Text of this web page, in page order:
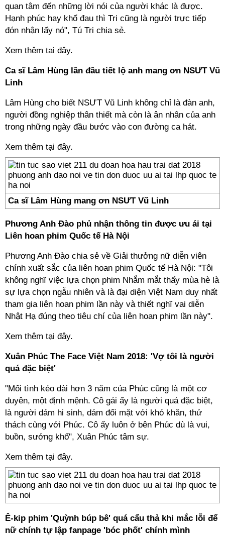
quan tâm đến những lời nói của người khác là được.
Hạnh phúc hay khổ đau thì Tri cũng là người trực tiếp
đón nhận lấy nó", Tú Tri chia sẻ.
Xem thêm tại đây.
Ca sĩ Lâm Hùng lần đầu tiết lộ anh mang ơn NSƯT Vũ
Linh
Lâm Hùng cho biết NSƯT Vũ Linh không chỉ là đàn anh,
người đồng nghiệp thân thiết mà còn là ân nhân của anh
trong những ngày đầu bước vào con đường ca hát.
Xem thêm tại đây.
Ca sĩ Lâm Hùng mang ơn NSƯT Vũ Linh
Phương Anh Đào phủ nhận thông tin được ưu ái tại
Liên hoan phim Quốc tế Hà Nội
Phương Anh Đào chia sẻ về Giải thưởng nữ diễn viên
chính xuất sắc của liên hoan phim Quốc tế Hà Nội: "Tôi
không nghĩ việc lựa chọn phim Nhắm mắt thấy mùa hè là
sự lựa chọn ngẫu nhiên và là đại diện Việt Nam duy nhất
tham gia liên hoan phim lần này và thiết nghĩ vai diễn
Nhật Hạ đúng theo tiêu chí của liên hoan phim lần này".
Xem thêm tại đây.
Xuân Phúc The Face Việt Nam 2018: 'Vợ tôi là người
quá đặc biệt'
"Mối tình kéo dài hơn 3 năm của Phúc cũng là một cơ
duyên, một định mệnh. Cô gái ấy là người quá đặc biệt,
là người dám hi sinh, dám đối mặt với khó khăn, thử
thách cùng với Phúc. Cô ấy luôn ở bên Phúc dù là vui,
buồn, sướng khổ", Xuân Phúc tâm sự.
Xem thêm tại đây.
Ê-kip phim 'Quỳnh búp bê' quá cẩu thả khi mắc lỗi để
nữ chính tự lập fanpage 'bóc phốt' chính mình